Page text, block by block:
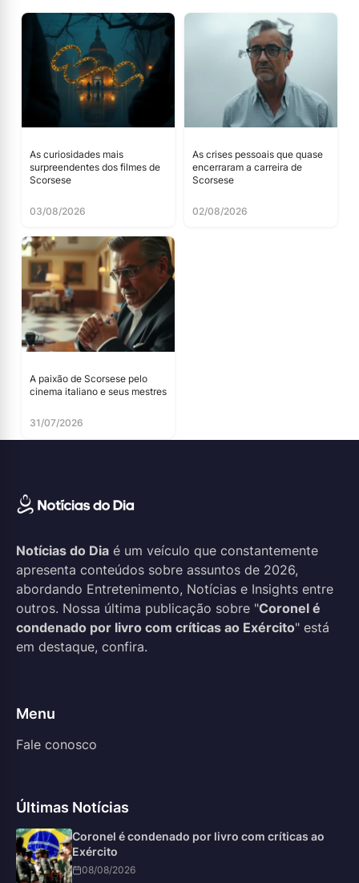
As curiosidades mais
surpreendentes dos filmes de
Scorsese
03/08/2026
As crises pessoais que quase
encerraram a carreira de
Scorsese
02/08/2026
A paixão de Scorsese pelo
cinema italiano e seus mestres
31/07/2026
Notícias do Dia é um veículo que constantemente
apresenta conteúdos sobre assuntos de 2026,
abordando Entretenimento, Notícias e Insights entre
outros. Nossa última publicação sobre "Coronel é
condenado por livro com críticas ao Exército" está
em destaque, confira.
Menu
Fale conosco
Últimas Notícias
Coronel é condenado por livro com críticas ao
Exército
08/08/2026